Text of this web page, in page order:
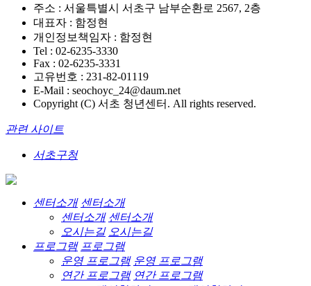
주소 : 서울특별시 서초구 남부순환로 2567, 2층
대표자 : 함정현
개인정보책임자 : 함정현
Tel : 02-6235-3330
Fax : 02-6235-3331
고유번호 : 231-82-01119
E-Mail : seochoyc_24@daum.net
Copyright (C) 서초 청년센터. All rights reserved.
관련 사이트
서초구청
센터소개 센터소개
센터소개 센터소개
오시는길 오시는길
프로그램 프로그램
운영 프로그램 운영 프로그램
연간 프로그램 연간 프로그램